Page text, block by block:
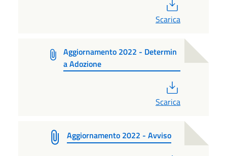
Scarica
Aggiornamento 2022 - Determin
a Adozione
Scarica
Aggiornamento 2022 - Avviso